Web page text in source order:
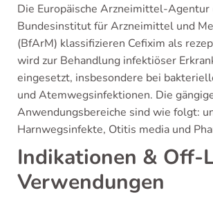
Die Europäische Arzneimittel-Agentur
Bundesinstitut für Arzneimittel und
(BfArM) klassifizieren Cefixim als
wird zur Behandlung infektiöser
eingesetzt, insbesondere bei
und Atemwegsinfektionen. Die
Anwendungsbereiche sind wie folgt:
Harnwegsinfekte, Otitis media und
Indikationen & Off-
Verwendungen